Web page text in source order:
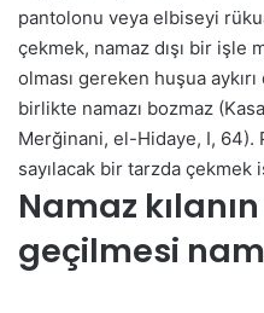
pantolonu veya elbiseyi
çekmek, namaz dışı bir işle
olması gereken huşua
birlikte namazı bozmaz
Merğinani, el-Hidaye, I,
sayılacak bir tarzda çekmek
Namaz
geçilmesi